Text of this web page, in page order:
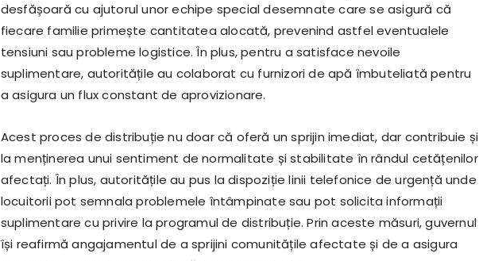
desfășoară cu ajutorul unor echipe special desemnate care se asigură că
fiecare familie primește cantitatea alocată, prevenind astfel eventualele
tensiuni sau probleme logistice. În plus, pentru a satisface nevoile
suplimentare, autoritățile au colaborat cu furnizori de apă îmbuteliată pentru
a asigura un flux constant de aprovizionare.
Acest proces de distribuție nu doar că oferă un sprijin imediat, dar contribuie și
la menținerea unui sentiment de normalitate și stabilitate în rândul cetățenilor
afectați. În plus, autoritățile au pus la dispoziție linii telefonice de urgență unde
locuitorii pot semnala problemele întâmpinate sau pot solicita informații
suplimentare cu privire la programul de distribuție. Prin aceste măsuri, guvernul
își reafirmă angajamentul de a sprijini comunitățile afectate și de a asigura